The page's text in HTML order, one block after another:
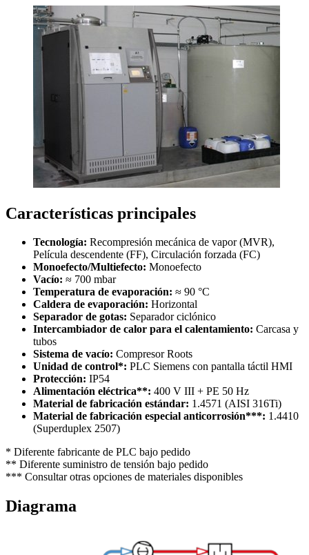
Características principales
Tecnología: Recompresión mecánica de vapor (MVR),
Película descendente (FF), Circulación forzada (FC)
Monoefecto/Multiefecto: Monoefecto
Vacío: ≈ 700 mbar
Temperatura de evaporación: ≈ 90 °C
Caldera de evaporación: Horizontal
Separador de gotas: Separador ciclónico
Intercambiador de calor para el calentamiento: Carcasa y
tubos
Sistema de vacío: Compresor Roots
Unidad de control*: PLC Siemens con pantalla táctil HMI
Protección: IP54
Alimentación eléctrica**: 400 V III + PE 50 Hz
Material de fabricación estándar: 1.4571 (AISI 316Ti)
Material de fabricación especial anticorrosión***: 1.4410
(Superduplex 2507)
* Diferente fabricante de PLC bajo pedido
** Diferente suministro de tensión bajo pedido
*** Consultar otras opciones de materiales disponibles
Diagrama